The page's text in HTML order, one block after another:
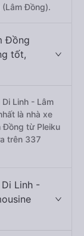
Đồng).
Đồng
tốt,
Linh - Lâm
là nhà xe
Đồng từ Pleiku
trên 337
Linh -